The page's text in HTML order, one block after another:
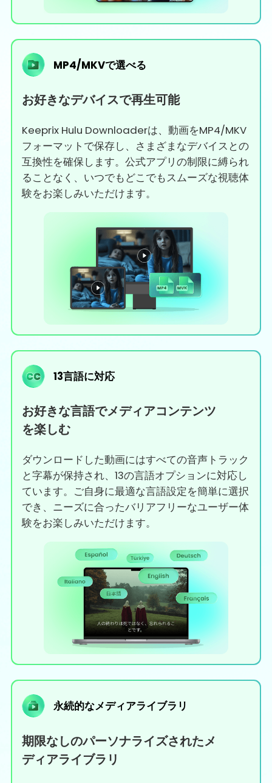
Keeprix Hulu Downloaderは、動画をMP4/MKV
フォーマットで保存し、さまざまなデバイスとの
互換性を確保します。公式アプリの制限に縛られ
ることなく、いつでもどこでもスムーズな視聴体
お好きな言語でメディアコンテンツ
ダウンロードした動画にはすべての音声トラック
と字幕が保持され、13の言語オプションに対応し
ています。ご自身に最適な言語設定を簡単に選択
でき、ニーズに合ったバリアフリーなユーザー体
期限なしのパーソナライズされたメ